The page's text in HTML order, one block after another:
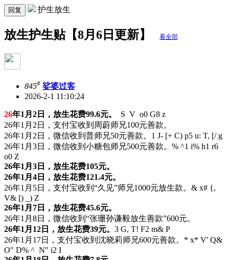
回复 护生放生
放生护生贴【8月6日更新】 看全部
845# 娑婆过客
2026-2-1 11:10:24
26年1月2日，放生花费99.6元。
S V o0 G8 z
26年1月2日，支付宝收到周蔚师兄100元善款。
26年1月2日，微信收到普师兄50元善款。 1 J- [+ C) p5 u: T, [/ g
26年1月3日，微信收到小糖包师兄500元善款。 % ^1 i% h1 r6
o0 Z
26年1月3日，放生花费105元。
26年1月4日，放生花费121.4元。
26年1月5日，支付宝收到“久见”师兄1000元放生款。 & x# {,
V& [) _) Z
26年1月7日，放生花费45.6元。
26年1月8日，微信收到“张珊孙谦毅放生善款”600元。
26年1月12日，放生花费39元。 3 G, T! F2 m& P
26年1月17日，支付宝收到沈晓莉师兄600元善款。 * x* V' Q&
O" D% ^ N" i2 I